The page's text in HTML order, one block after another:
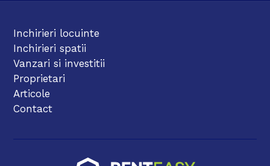
Inchirieri locuinte
Inchirieri spatii
Vanzari si investitii
Proprietari
Articole
Contact